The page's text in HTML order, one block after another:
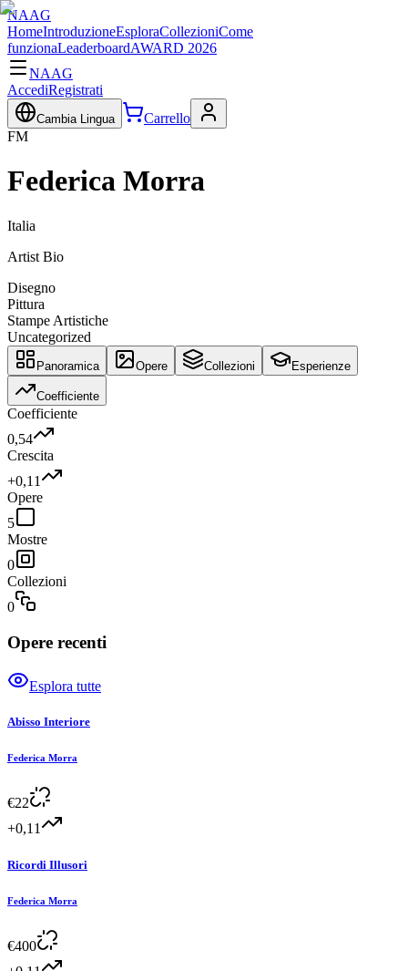
NAAG
HomeIntroduzioneEsploraCollezioniCome
funzionaLeaderboardAWARD 2026
NAAG
AccediRegistrati
Cambia Lingua
Carrello
FM
Federica Morra
Italia
Artist Bio
Disegno
Pittura
Stampe Artistiche
Uncategorized
Panoramica Opere Collezioni Esperienze
Coefficiente
Coefficiente
0,54
Crescita
+0,11
Opere
5
Mostre
0
Collezioni
0
Opere recenti
Esplora tutte
Abisso Interiore
Federica Morra
€22
+0,11
Ricordi Illusori
Federica Morra
€400